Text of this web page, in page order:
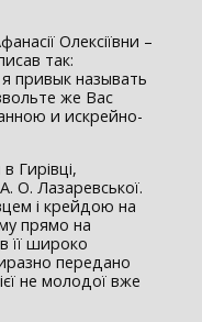
Олексіївни –
так:
привык называть
же Вас
и искрейно-
Гирівці,
О. Лазаревської.
і крейдою на
прямо на
її широко
передано
не молодої вже